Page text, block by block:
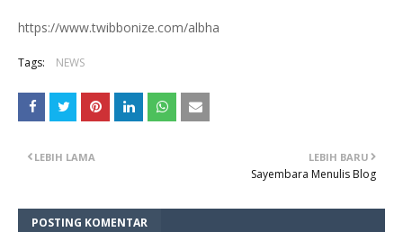
https://www.twibbonize.com/albha
Tags: NEWS
LEBIH BARU
Sayembara Menulis Blog
LEBIH LAMA
POSTING KOMENTAR